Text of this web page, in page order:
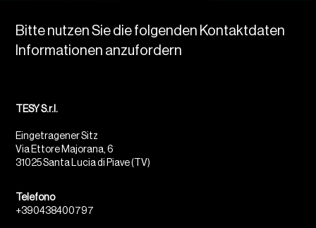
Bitte nutzen Sie die folgenden Kontaktdaten
Informationen anzufordern
TESY S.r.l.
Eingetragener Sitz
Via Ettore Majorana, 6
31025 Santa Lucia di Piave (TV)
Telefono
+390438400797